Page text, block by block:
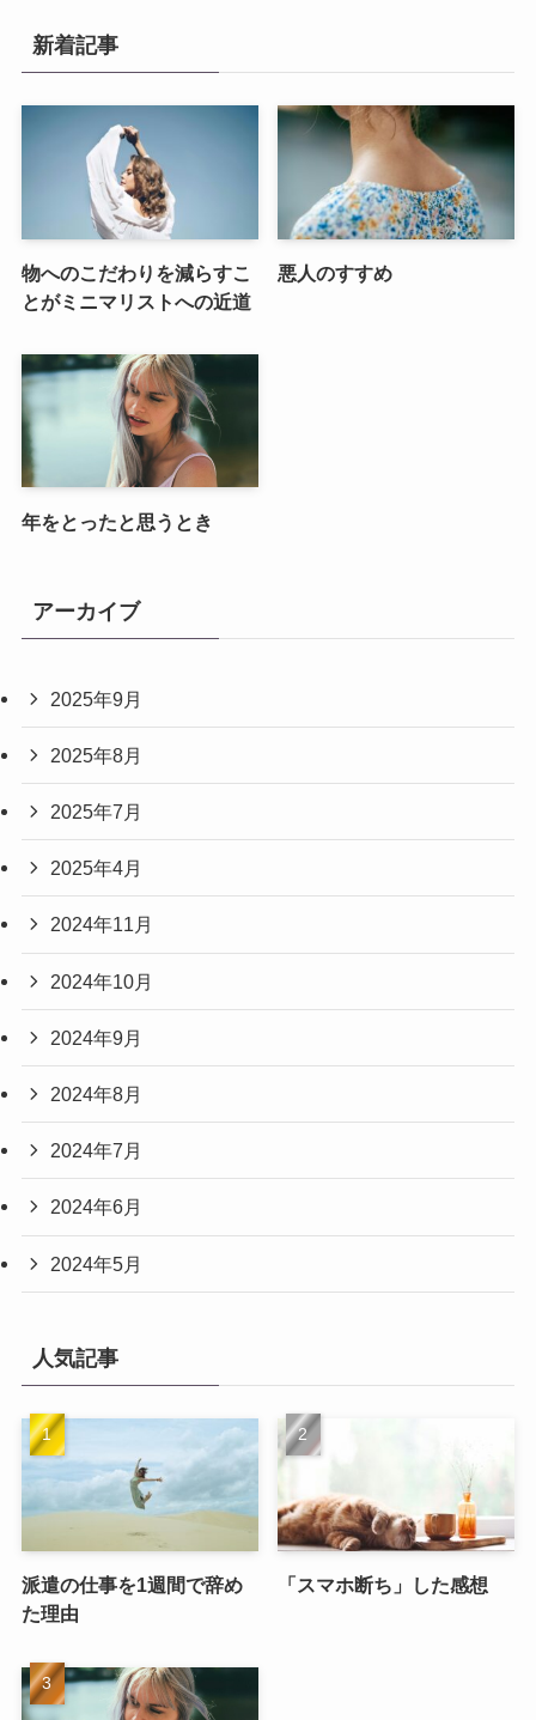
新着記事
物へのこだわりを減らすこ
とがミニマリストへの近道
悪人のすすめ
年をとったと思うとき
アーカイブ
2025年9月
2025年8月
2025年7月
2025年4月
2024年11月
2024年10月
2024年9月
2024年8月
2024年7月
2024年6月
2024年5月
人気記事
派遣の仕事を1週間で辞め
た理由
「スマホ断ち」した感想